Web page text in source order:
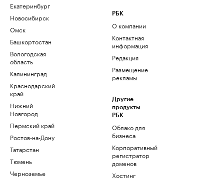
Екатеринбург
Новосибирск
Омск
Башкортостан
Вологодская
область
Калининград
Краснодарский
край
Нижний
Новгород
Пермский край
Ростов-на-Дону
Татарстан
Тюмень
Черноземье
РБК
О компании
Контактная
информация
Редакция
Размещение
рекламы
Другие
продукты
РБК
Облако для
бизнеса
Корпоративный
регистратор
доменов
Хостинг